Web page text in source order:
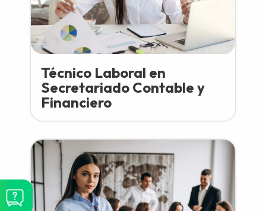
Técnico Laboral en
Secretariado Contable y
Financiero